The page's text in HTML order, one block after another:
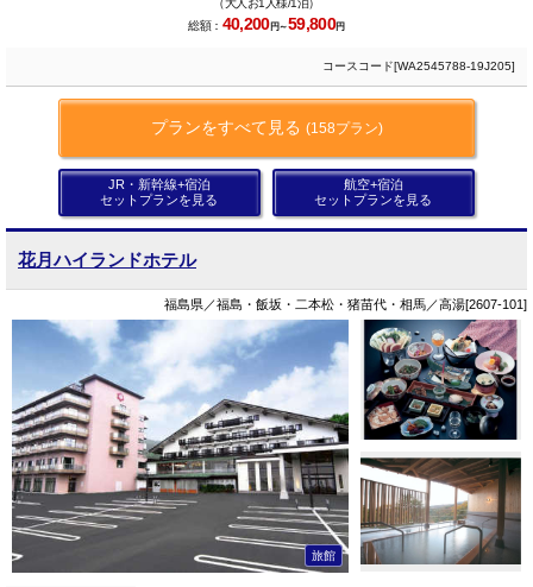
（大人お1人様/1泊）
総額： 40,200円～59,800円
コースコード[WA2545788-19J205]
プランをすべて見る (158プラン)
JR・新幹線+宿泊
セットプランを見る
航空+宿泊
セットプランを見る
花月ハイランドホテル
福島県／福島・飯坂・二本松・猪苗代・相馬／高湯[2607-101]
旅館